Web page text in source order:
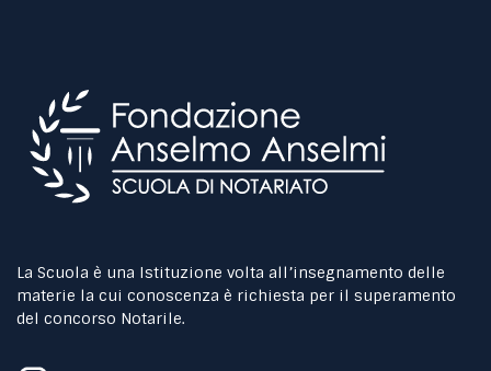
La Scuola è una Istituzione volta all’insegnamento delle
materie la cui conoscenza è richiesta per il superamento
del concorso Notarile.